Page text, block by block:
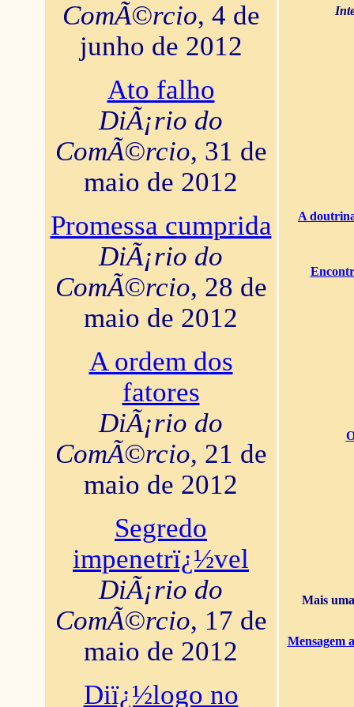
ComÃ©rcio, 4 de
junho de 2012
Ato falho
DiÃ¡rio do
ComÃ©rcio, 31 de
maio de 2012
Promessa cumprida
DiÃ¡rio do
ComÃ©rcio, 28 de
maio de 2012
A ordem dos
fatores
DiÃ¡rio do
ComÃ©rcio, 21 de
maio de 2012
Segredo
impenetrï¿½vel
DiÃ¡rio do
ComÃ©rcio, 17 de
maio de 2012
Diï¿½logo no
A
Mais
Mensagem